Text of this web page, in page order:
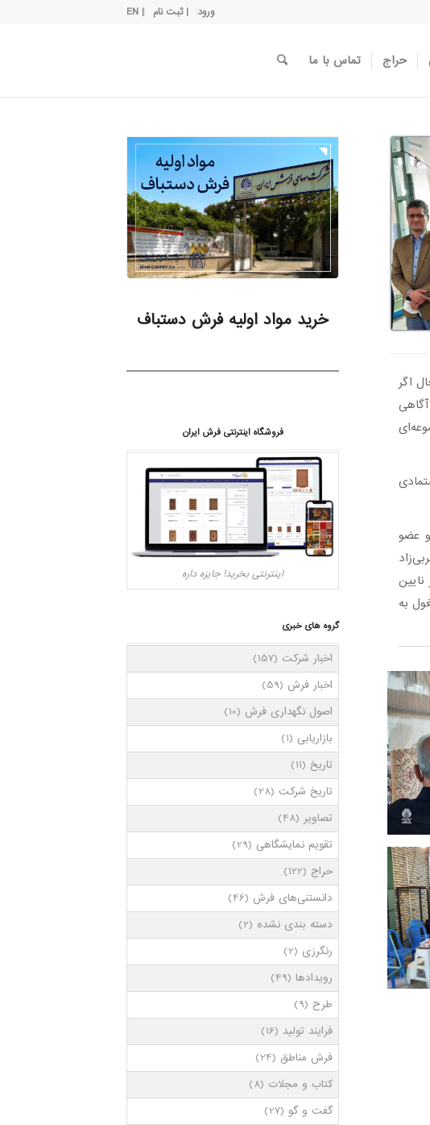
ورود | ثبت نام | EN
حراج تماس با ما
اگر
و عضو
بر ۶۳۲ متر مربع در شهر نایین
۶۵ بافنده در آن مشغول به
خرید مواد اولیه فرش دستباف
فروشگاه اینترنتی فرش ایران
اینترنتی بخرید! جایزه داره
گروه های خبری
اخبار شرکت (157)
اخبار فرش (59)
اصول نگهداری فرش (10)
بازاریابی (1)
تاریخ (11)
تاریخ شرکت (28)
تصاویر (48)
تقویم نمایشگاهی (29)
حراج (122)
دانستنی‌های فرش (46)
دسته بندی نشده (2)
رنگرزی (2)
رویدادها(49)
طرح (9)
فرایند تولید (16)
فرش مناطق (24)
کتاب و مجلات (8)
گفت و گو (27)